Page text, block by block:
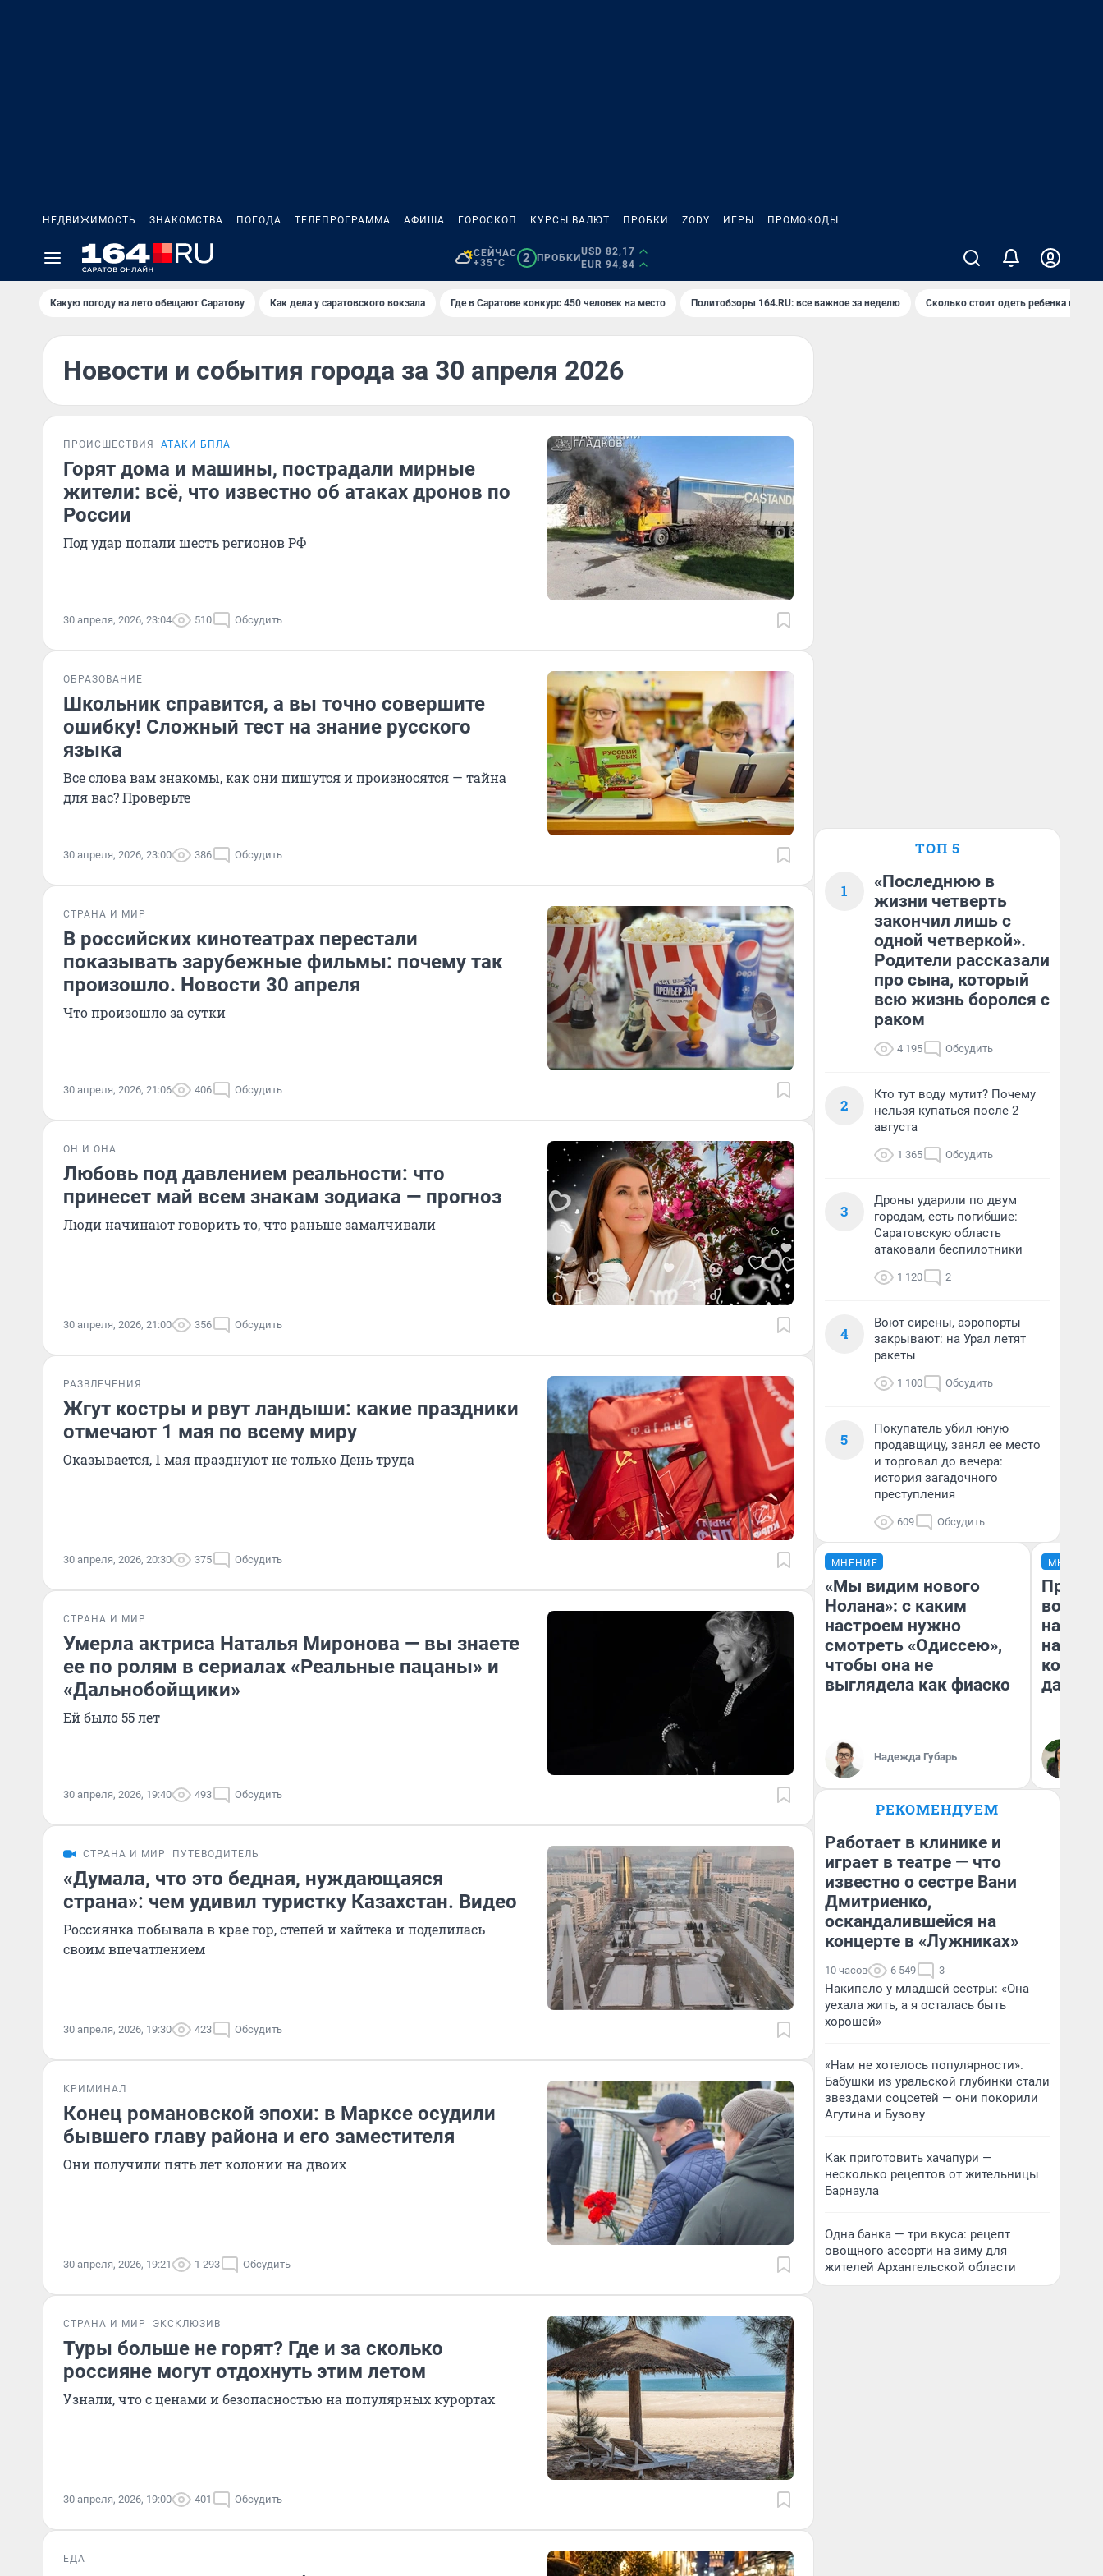
НЕДВИЖИМОСТЬ ЗНАКОМСТВА ПОГОДА ТЕЛЕПРОГРАММА АФИША ГОРОСКОП КУРСЫ ВАЛЮТ ПРОБКИ ZODY ИГРЫ ПРОМОКОДЫ
СЕЙЧАС
+35°C
2 ПРОБКИ
USD 82,17
EUR 94,84
Какую погоду на лето обещают Саратову Как дела у саратовского вокзала Где в Саратове конкурс 450 человек на место Политобзоры 164.RU: все важное за неделю Сколько стоит одеть ребенка на
Новости и события города за 30 апреля 2026
ПРОИСШЕСТВИЯ АТАКИ БПЛА
Горят дома и машины, пострадали мирные
жители: всё, что известно об атаках дронов по
России
Под удар попали шесть регионов РФ
30 апреля, 2026, 23:04 510 Обсудить
ОБРАЗОВАНИЕ
Школьник справится, а вы точно совершите
ошибку! Сложный тест на знание русского
языка
Все слова вам знакомы, как они пишутся и произносятся — тайна
для вас? Проверьте
30 апреля, 2026, 23:00 386 Обсудить
СТРАНА И МИР
В российских кинотеатрах перестали
показывать зарубежные фильмы: почему так
произошло. Новости 30 апреля
Что произошло за сутки
30 апреля, 2026, 21:06 406 Обсудить
ОН И ОНА
Любовь под давлением реальности: что
принесет май всем знакам зодиака — прогноз
Люди начинают говорить то, что раньше замалчивали
30 апреля, 2026, 21:00 356 Обсудить
РАЗВЛЕЧЕНИЯ
Жгут костры и рвут ландыши: какие праздники
отмечают 1 мая по всему миру
Оказывается, 1 мая празднуют не только День труда
30 апреля, 2026, 20:30 375 Обсудить
СТРАНА И МИР
Умерла актриса Наталья Миронова — вы знаете
ее по ролям в сериалах «Реальные пацаны» и
«Дальнобойщики»
Ей было 55 лет
30 апреля, 2026, 19:40 493 Обсудить
СТРАНА И МИР ПУТЕВОДИТЕЛЬ
«Думала, что это бедная, нуждающаяся
страна»: чем удивил туристку Казахстан. Видео
Россиянка побывала в крае гор, степей и хайтека и поделилась
своим впечатлением
30 апреля, 2026, 19:30 423 Обсудить
КРИМИНАЛ
Конец романовской эпохи: в Марксе осудили
бывшего главу района и его заместителя
Они получили пять лет колонии на двоих
30 апреля, 2026, 19:21 1 293 Обсудить
СТРАНА И МИР ЭКСКЛЮЗИВ
Туры больше не горят? Где и за сколько
россияне могут отдохнуть этим летом
Узнали, что с ценами и безопасностью на популярных курортах
30 апреля, 2026, 19:00 401 Обсудить
ЕДА
ТОП 5
1
«Последнюю в
жизни четверть
закончил лишь с
одной четверкой».
Родители рассказали
про сына, который
всю жизнь боролся с
раком
4 195 Обсудить
2
Кто тут воду мутит? Почему
нельзя купаться после 2
августа
1 365 Обсудить
3
Дроны ударили по двум
городам, есть погибшие:
Саратовскую область
атаковали беспилотники
1 120 2
4
Воют сирены, аэропорты
закрывают: на Урал летят
ракеты
1 100 Обсудить
5
Покупатель убил юную
продавщицу, занял ее место
и торговал до вечера:
история загадочного
преступления
609 Обсудить
МНЕНИЕ
«Мы видим нового
Нолана»: с каким
настроем нужно
смотреть «Одиссею»,
чтобы она не
выглядела как фиаско
Надежда Губарь
МНЕНИЕ
нам
даже
РЕКОМЕНДУЕМ
Работает в клинике и
играет в театре — что
известно о сестре Вани
Дмитриенко,
оскандалившейся на
концерте в «Лужниках»
10 часов 6 549 3
Накипело у младшей сестры: «Она
уехала жить, а я осталась быть
хорошей»
«Нам не хотелось популярности».
Бабушки из уральской глубинки стали
звездами соцсетей — они покорили
Агутина и Бузову
Как приготовить хачапури —
несколько рецептов от жительницы
Барнаула
Одна банка — три вкуса: рецепт
овощного ассорти на зиму для
жителей Архангельской области